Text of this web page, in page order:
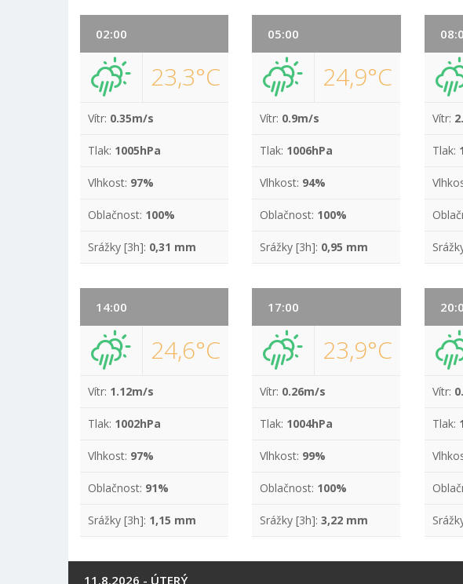
02:00
23,3°C
Vítr: 0.35m/s
Tlak: 1005hPa
Vlhkost: 97%
Oblačnost: 100%
Srážky [3h]: 0,31 mm
05:00
24,9°C
Vítr: 0.9m/s
Tlak: 1006hPa
Vlhkost: 94%
Oblačnost: 100%
Srážky [3h]: 0,95 mm
Vítr:
Tlak:
14:00
24,6°C
Vítr: 1.12m/s
Tlak: 1002hPa
Vlhkost: 97%
Oblačnost: 91%
Srážky [3h]: 1,15 mm
17:00
23,9°C
Vítr: 0.26m/s
Tlak: 1004hPa
Vlhkost: 99%
Oblačnost: 100%
Srážky [3h]:3,22 mm
Vítr:
Tlak:
11.8.2026 - ÚTERÝ